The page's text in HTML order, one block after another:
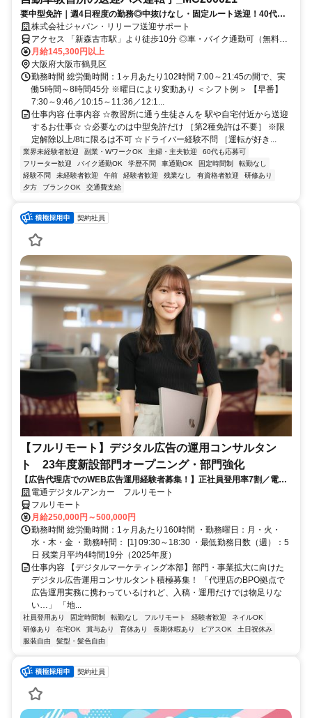
要中型免許｜週4日程度の勤務◎中抜けなし・固定ルート送迎！40代～
60代・シニア世代まで幅広く活躍中★
株式会社ジャパン・リリーフ送迎サポート
アクセス 「新森古市駅」より徒歩10分 ◎車・バイク通勤可（無料駐
車場完備）
月給145,300円以上
大阪府大阪市鶴見区
勤務時間 総労働時間：1ヶ月あたり102時間 7:00～21:45の間で、実
働5時間～8時間45分 ※曜日により変動あり ＜シフト例＞ 【早番】
7:30～9:46／10:15～11:36／12:1...
仕事内容 仕事内容 ☆教習所に通う生徒さんを 駅や自宅付近から送迎
するお仕事☆ ☆必要なのは中型免許だけ ［第2種免許は不要］ ※限
定解除以上/8tに限るは不可 ☆ドライバー経験不問 ［運転が好き...
業界未経験者歓迎 副業・WワークOK 主婦・主夫歓迎
60代も応募可
フリーター歓迎
バイク通勤OK 学歴不問 車通勤OK 固定時間制
転勤なし
経験不問
未経験者歓迎 午前 経験者歓迎 残業なし 有資格者歓迎
研修あり
夕方
ブランクOK 交通費支給
契約社員
【フルリモート】デジタル広告の運用コンサルタン
ト 23年度新設部門オープニング・部門強化
【広告代理店でのWEB広告運用経験者募集！】正社員登用率7割／電通
G／全国×完全在宅／年休126日・土日祝休み／残業月平均4時間19分
電通デジタルアンカー フルリモート
フルリモート
月給250,000円～500,000円
勤務時間 総労働時間：1ヶ月あたり160時間 ・勤務曜日：月・火・
水・木・金 ・勤務時間： [1] 09:30～18:30 ・最低勤務日数（週）：5
日 残業月平均4時間19分（2025年度）
仕事内容 【デジタルマーケティング本部】部門・事業拡大に向けた
デジタル広告運用コンサルタント積極募集！ 「代理店のBPO拠点で
広告運用実務に携わっているけれど、入稿・運用だけでは物足りな
い…」 「地...
社員登用あり 固定時間制 転勤なし フルリモート 経験者歓迎
ネイルOK
研修あり
在宅OK 賞与あり 育休あり 長期休暇あり ピアスOK
土日祝休み
服装自由
髪型・髪色自由
契約社員